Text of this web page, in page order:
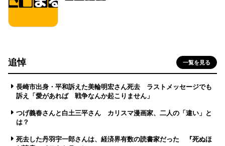
追悼 一覧を見る
長崎市出身・平和訴えた美輪明宏さん死去 ラストメッセージでも
訴え「愛があれば 戦争なんか起こりません」
つげ義春さんと白土三平さん カリスマ漫画家、二人の「違い」と
は？
死去した丹羽宇一郎さんは、経済界有数の読書家だった 『死ぬほ